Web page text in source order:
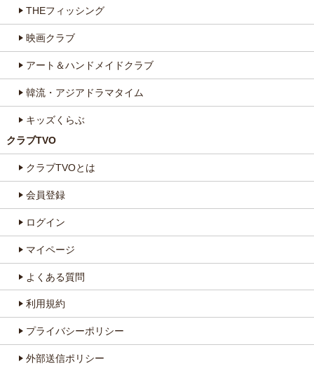
THEフィッシング
映画クラブ
アート＆ハンドメイドクラブ
韓流・アジアドラマタイム
キッズくらぶ
クラブTVO
クラブTVOとは
会員登録
ログイン
マイページ
よくある質問
利用規約
プライバシーポリシー
外部送信ポリシー